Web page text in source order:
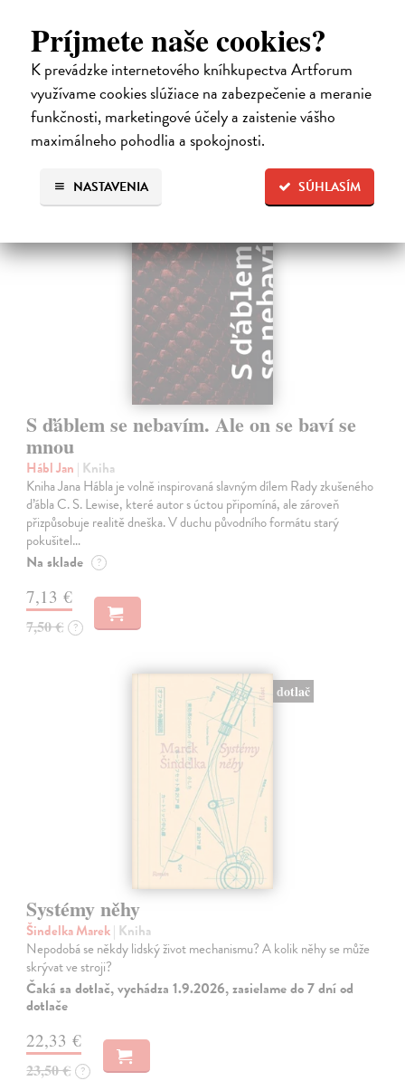
Príjmete naše cookies?
K prevádzke internetového kníhkupectva Artforum
využívame cookies slúžiace na zabezpečenie a meranie
funkčnosti, marketingové účely a zaistenie vášho
maximálneho pohodlia a spokojnosti.
SÚHLASÍM
NASTAVENIA
Kareninové. Vydávání Kunderových románů v českém jazyce se
uzavírá.
Na sklade ?
14,73 €
15,50 € ?
na sklade
S ďáblem se nebavím. Ale on se baví se
mnou
Hábl Jan | Kniha
Kniha Jana Hábla je volně inspirovaná slavným dílem Rady zkušeného
ďábla C. S. Lewise, které autor s úctou připomíná, ale zároveň
přizpůsobuje realitě dneška. V duchu původního formátu starý
pokušitel…
Na sklade ?
7,13 €
7,50 € ?
dotlač
Systémy něhy
Šindelka Marek| Kniha
Nepodobá se někdy lidský život mechanismu? A kolik něhy se může
skrývat ve stroji?
Čaká sa dotlač, vychádza 1.9.2026, zasielame do 7 dní od
dotlače
22,33 €
23,50 € ?